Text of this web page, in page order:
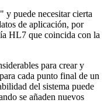
puede necesitar cierta
de aplicación, por
HL7 que coincida con la
para crear y
cada punto final de un
del sistema puede
se añaden nuevos